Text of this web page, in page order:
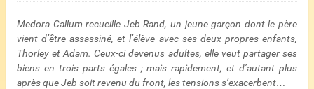
Medora Callum recueille Jeb Rand, un jeune garçon dont le père
vient d’être assassiné, et l’élève avec ses deux propres enfants,
Thorley et Adam. Ceux-ci devenus adultes, elle veut partager ses
biens en trois parts égales ; mais rapidement, et d’autant plus
après que Jeb soit revenu du front, les tensions s’exacerbent…